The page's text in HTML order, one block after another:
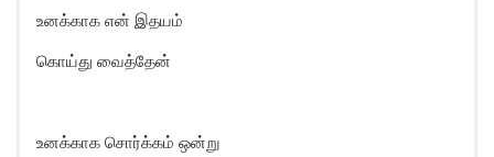
உனக்காக என் இதயம்
கொய்து வைத்தேன்
உனக்காக சொர்க்கம் ஒன்று